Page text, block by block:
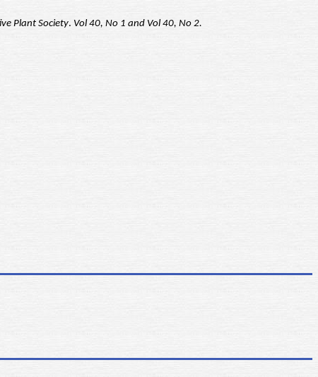
Plant Society. Vol 40, No 1 and Vol 40, No 2.